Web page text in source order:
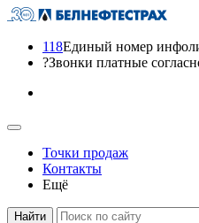
118Единый номер
?Звонки платные
Точки продаж
Контакты
Ещё